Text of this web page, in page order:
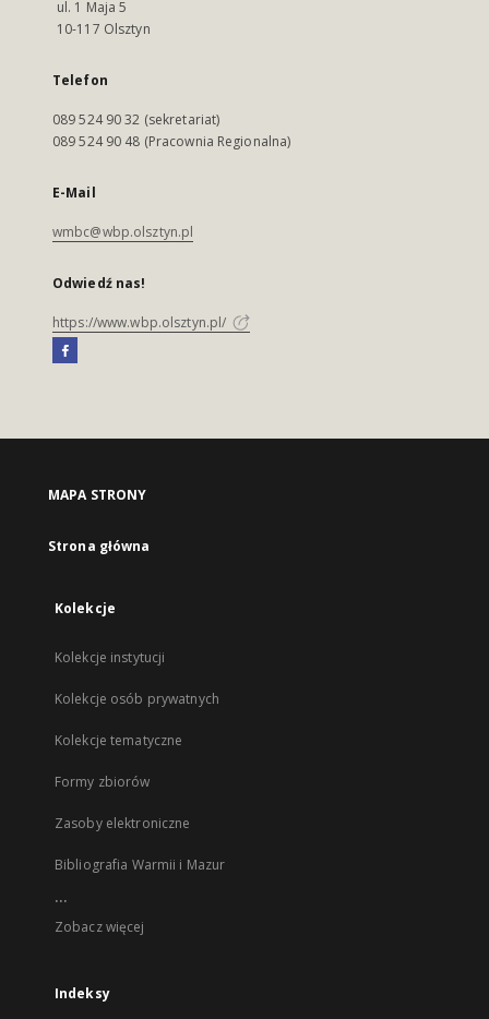
ul. 1 Maja 5
10-117 Olsztyn
Telefon
089 524 90 32 (sekretariat)
089 524 90 48 (Pracownia Regionalna)
E-Mail
wmbc@wbp.olsztyn.pl
Odwiedź nas!
https://www.wbp.olsztyn.pl/
MAPA STRONY
Strona główna
Kolekcje
Kolekcje instytucji
Kolekcje osób prywatnych
Kolekcje tematyczne
Formy zbiorów
Zasoby elektroniczne
Bibliografia Warmii i Mazur
...
Zobacz więcej
Indeksy